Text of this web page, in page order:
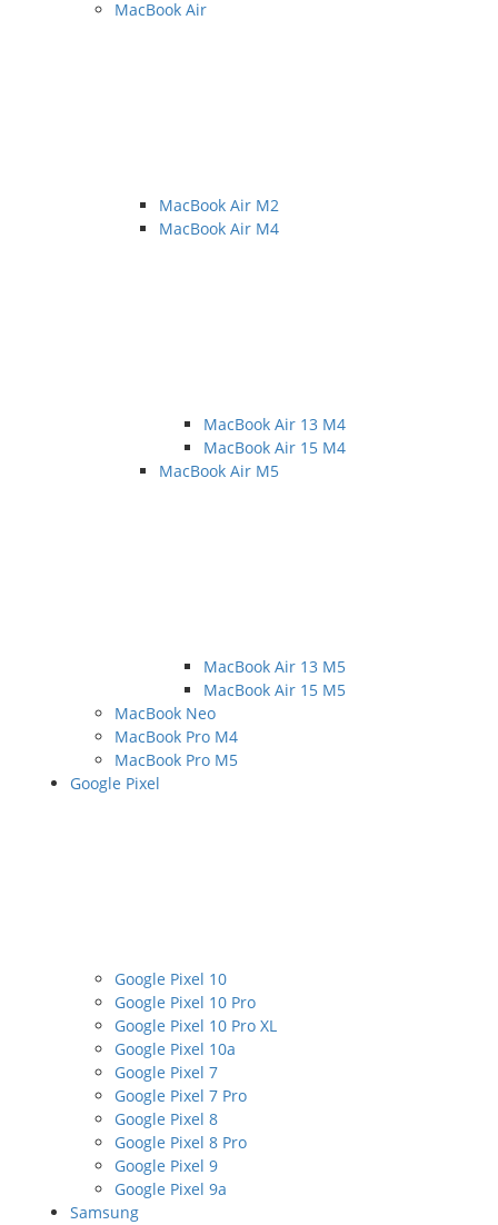
MacBook Air
MacBook Air M2
MacBook Air M4
MacBook Air 13 M4
MacBook Air 15 M4
MacBook Air M5
MacBook Air 13 M5
MacBook Air 15 M5
MacBook Neo
MacBook Pro M4
MacBook Pro M5
Google Pixel
Google Pixel 10
Google Pixel 10 Pro
Google Pixel 10 Pro XL
Google Pixel 10a
Google Pixel 7
Google Pixel 7 Pro
Google Pixel 8
Google Pixel 8 Pro
Google Pixel 9
Google Pixel 9a
Samsung